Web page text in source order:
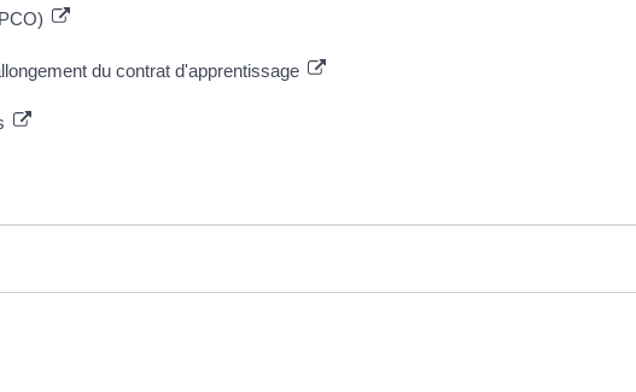
du contrat d'apprentissage